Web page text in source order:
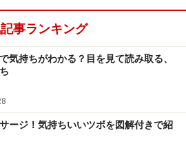
噛まれても致命傷にならない＝
に自然に備わった防護服のような
内側、お腹の皮膚がタルタルし
は正常ですから、引っ張った時
＋少しのお肉）であれば肥満で
ただけではわからない隠れ肥満
事ランキング
気持ちがわかる？目を見て読み取る、
ージ！気持ちいいツボを図解付きで紹